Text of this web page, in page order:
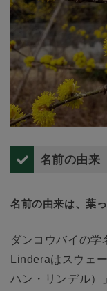
名前の由来
名前の由来は、葉
ダンコウバイの学
Linderaはスウェ
ハン・リンデル）